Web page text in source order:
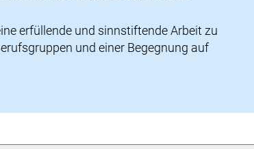
erfüllende und sinnstiftende Arbeit zu
und einer Begegnung auf